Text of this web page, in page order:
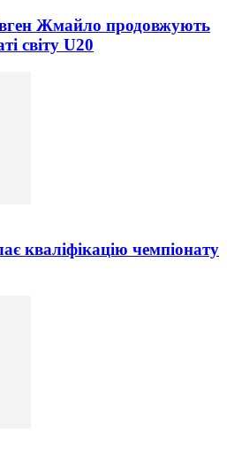
Жмайло продовжують
світу U20
кваліфікацію чемпіонату